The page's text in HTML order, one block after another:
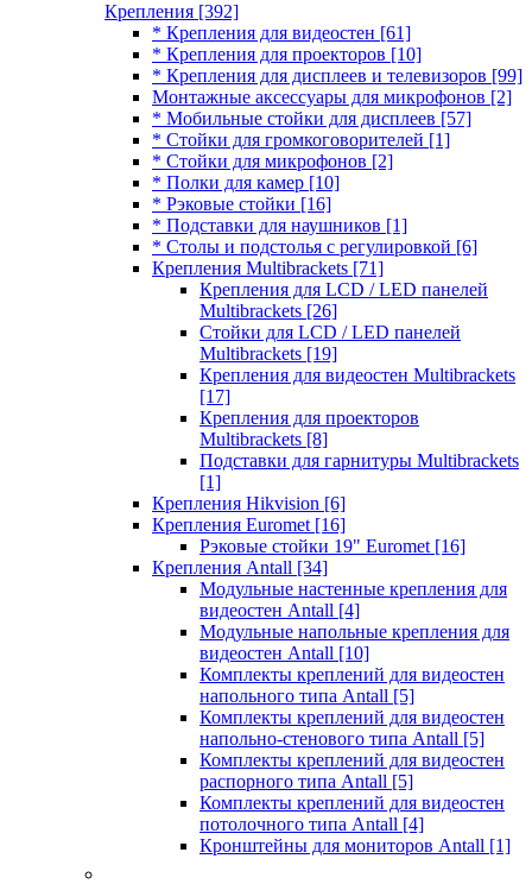
Крепления [392]
* Крепления для видеостен [61]
* Крепления для проекторов [10]
* Крепления для дисплеев и телевизоров [99]
Монтажные аксессуары для микрофонов [2]
* Мобильные стойки для дисплеев [57]
* Стойки для громкоговорителей [1]
* Стойки для микрофонов [2]
* Полки для камер [10]
* Рэковые стойки [16]
* Подставки для наушников [1]
* Столы и подстолья с регулировкой [6]
Крепления Multibrackets [71]
Крепления для LCD / LED панелей
Multibrackets [26]
Стойки для LCD / LED панелей
Multibrackets [19]
Крепления для видеостен Multibrackets
[17]
Крепления для проекторов
Multibrackets [8]
Подставки для гарнитуры Multibrackets
[1]
Крепления Hikvision [6]
Крепления Euromet [16]
Рэковые стойки 19" Euromet [16]
Крепления Antall [34]
Модульные настенные крепления для
видеостен Antall [4]
Модульные напольные крепления для
видеостен Antall [10]
Комплекты креплений для видеостен
напольного типа Antall [5]
Комплекты креплений для видеостен
напольно-стенового типа Antall [5]
Комплекты креплений для видеостен
распорного типа Antall [5]
Комплекты креплений для видеостен
потолочного типа Antall [4]
Кронштейны для мониторов Antall [1]